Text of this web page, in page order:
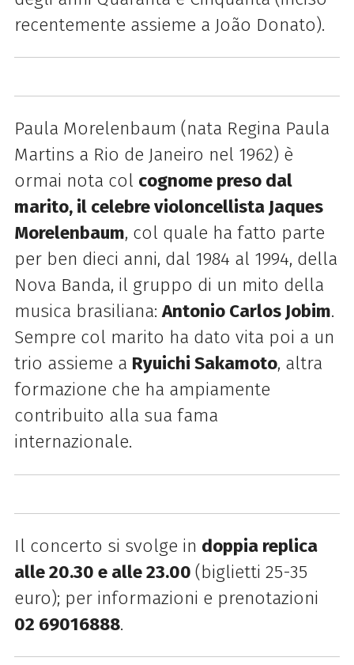
recentemente assieme a João Donato).
Paula Morelenbaum (nata Regina Paula
Martins a Rio de Janeiro nel 1962) è
ormai nota col cognome preso dal
marito, il celebre violoncellista Jaques
Morelenbaum, col quale ha fatto parte
per ben dieci anni, dal 1984 al 1994, della
Nova Banda, il gruppo di un mito della
musica brasiliana:Antonio Carlos Jobim.
Sempre col marito ha dato vita poi a un
trio assieme a Ryuichi Sakamoto, altra
formazione che ha ampiamente
contribuito alla sua fama
internazionale.
Il concerto si svolge in doppia replica
alle 20.30 e alle 23.00 (biglietti 25-35
euro); per informazioni e prenotazioni
02 69016888.